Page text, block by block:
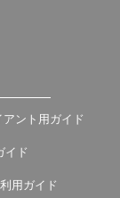
アント用ガイド
イド
用ガイド